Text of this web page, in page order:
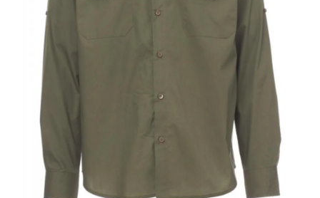
% OUTLET
Predajne Chránená dielňa
Katalógy
Doprava, platba a zľavy
Formulár na výmenu tovaru
Kto sme
Reklamačný poriadok
Akcie v predajniach
Formulár na vrátenie tovaru /odstúpenie od zmluvy
Obchodné podmienky
Zásady ochrany osobných údajov
Pravidlá a nastavenia cookies
Moja objednávka